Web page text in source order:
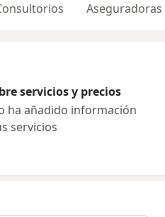
Aseguradoras
servicios y precios
ha añadido información
servicios